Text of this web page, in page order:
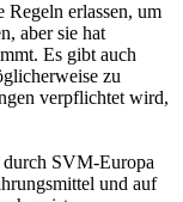
erlassen, um
aber sie hat
Es gibt auch
zu
verpflichtet wird,
SVM-Europa
und auf